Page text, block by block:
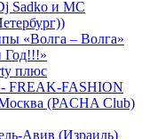
Sadko и MC
«Волга – Волга»
Год!!!»
плюс
- FREAK-FASHION
(PACHA Club)
Авив (Израиль)